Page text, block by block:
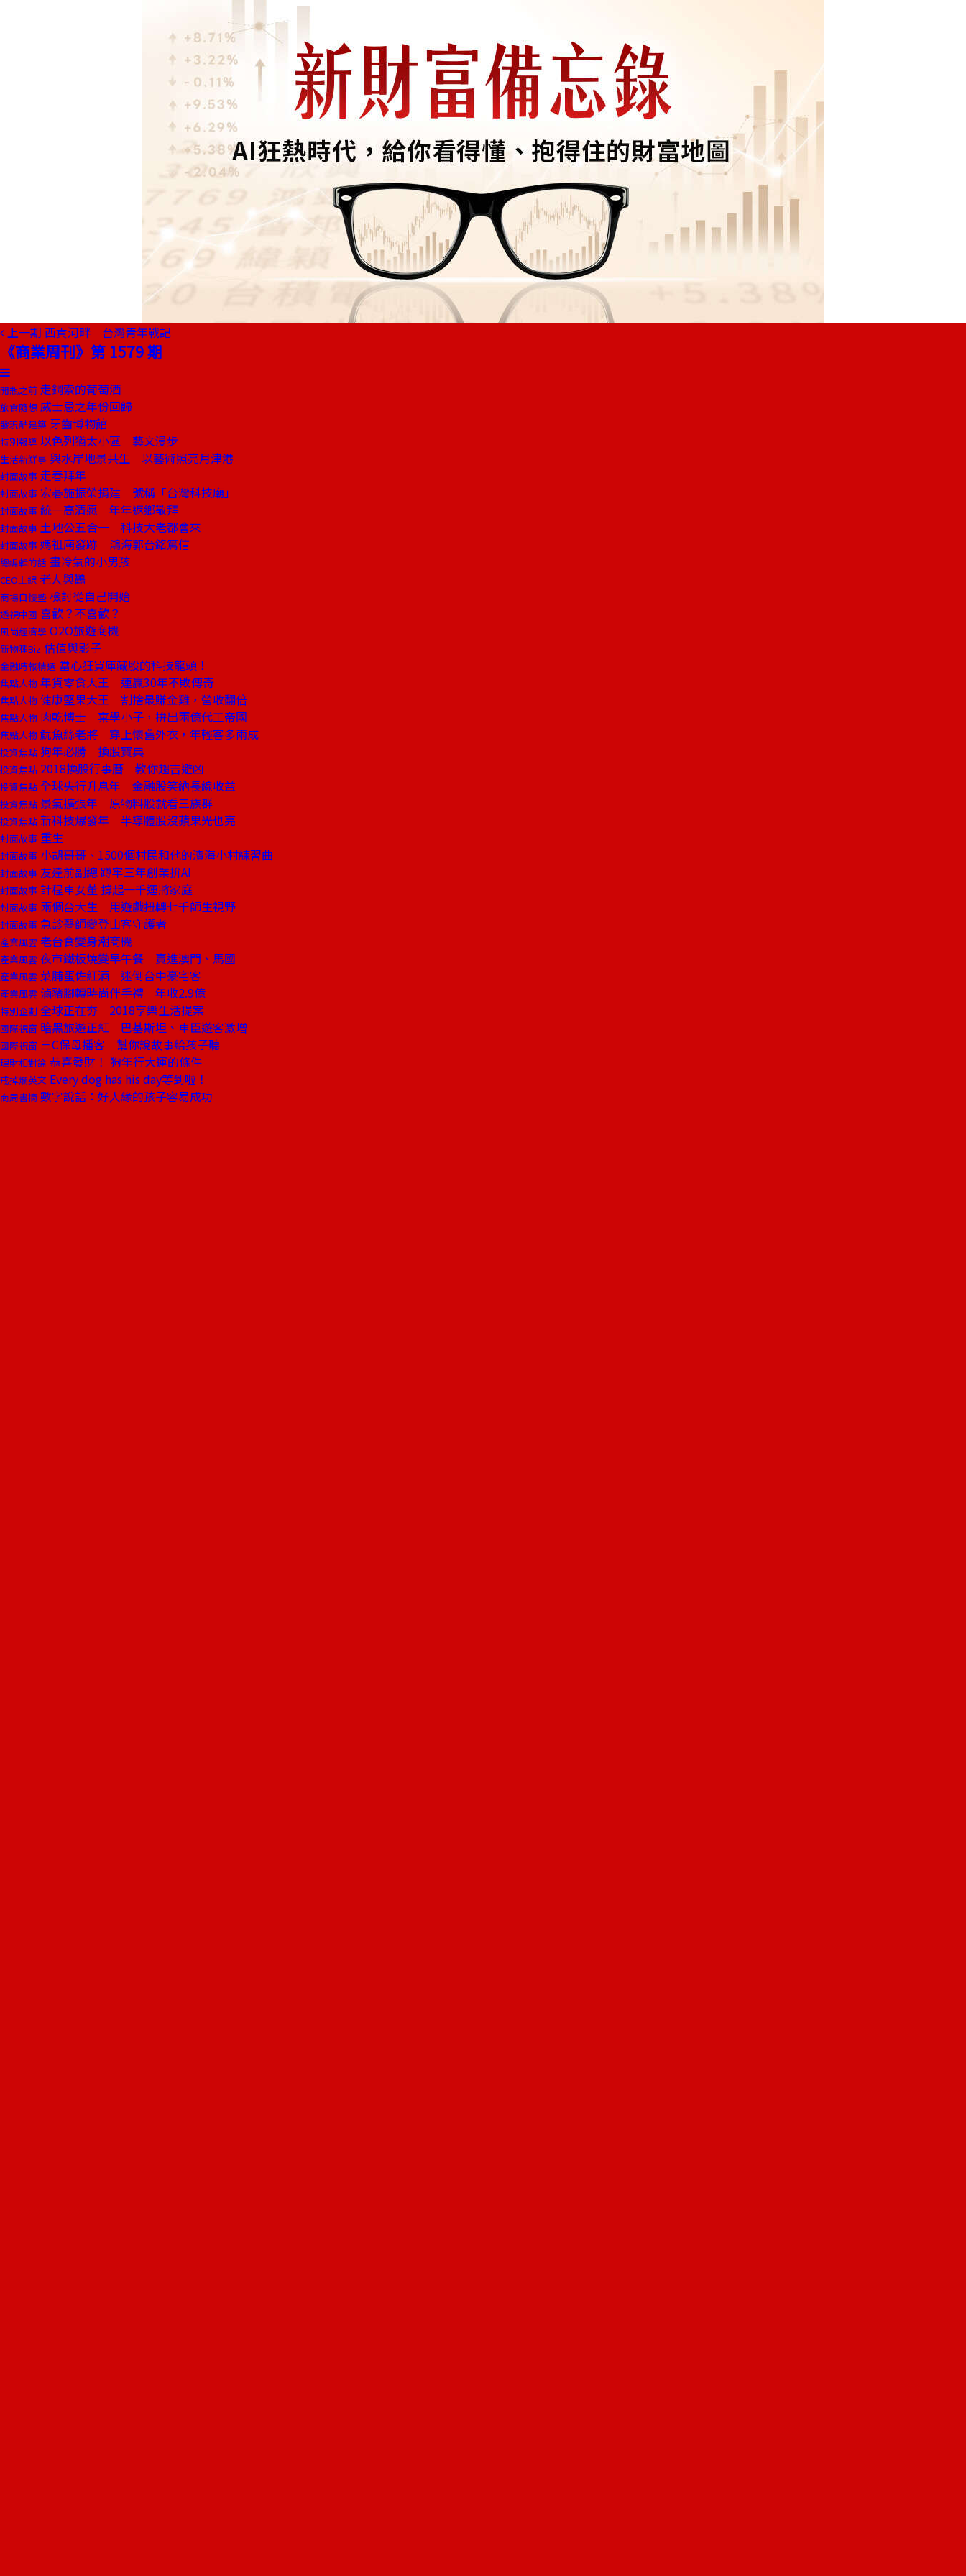
上一期 西貢河畔 台灣青年戰記
《商業周刊》第 1579 期
開瓶之前 走鋼索的葡萄酒
旅食隨想 威士忌之年份回歸
發現酷建築 牙齒博物館
特別報導 以色列猶太小區 藝文漫步
生活新鮮事 與水岸地景共生 以藝術照亮月津港
封面故事 走春拜年
封面故事 宏碁施振榮捐建 號稱「台灣科技廟」
封面故事 統一高清愿 年年返鄉敬拜
封面故事 土地公五合一 科技大老都會來
封面故事 媽祖廟發跡 鴻海郭台銘篤信
總編輯的話 畫冷氣的小男孩
CEO上線 老人與鸛
商場自慢塾 檢討從自己開始
透視中國 喜歡？不喜歡？
風尚經濟學 O2O旅遊商機
新物種Biz 估值與影子
金融時報精選 當心狂買庫藏股的科技龍頭！
焦點人物 年貨零食大王 連贏30年不敗傳奇
焦點人物 健康堅果大王 割捨最賺金雞，營收翻倍
焦點人物 肉乾博士 棄學小子，拚出兩億代工帝國
焦點人物 魷魚絲老將 穿上懷舊外衣，年輕客多兩成
投資焦點 狗年必勝 換股寶典
投資焦點 2018換股行事曆 教你趨吉避凶
投資焦點 全球央行升息年 金融股笑納長線收益
投資焦點 景氣擴張年 原物料股就看三族群
投資焦點 新科技爆發年 半導體股沒蘋果光也亮
封面故事 重生
封面故事 小胡哥哥、1500個村民和他的濱海小村練習曲
封面故事 友達前副總 蹲牢三年創業拚AI
封面故事 計程車女董 撐起一千運將家庭
封面故事 兩個台大生 用遊戲扭轉七千師生視野
封面故事 急診醫師變登山客守護者
產業風雲 老台食變身潮商機
產業風雲 夜市鐵板燒變早午餐 賣進澳門、馬國
產業風雲 菜脯蛋佐紅酒 迷倒台中豪宅客
產業風雲 滷豬腳轉時尚伴手禮 年收2.9億
特別企劃 全球正在夯 2018享樂生活提案
國際視窗 暗黑旅遊正紅 巴基斯坦、車臣遊客激增
國際視窗 三C保母播客 幫你說故事給孩子聽
理財相對論 恭喜發財！ 狗年行大運的條件
戒掉爛英文 Every dog has his day等到啦！
商周書摘 數字說話：好人緣的孩子容易成功